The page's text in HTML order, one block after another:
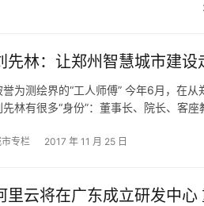
先林：让郑州智慧城市建设
誉为测绘界的“工人师傅” 今年6月，在
先林有很多“身份”：董事长、院长、客
专栏 2017 年 11 月 25 日
里云将在广东成立研发中